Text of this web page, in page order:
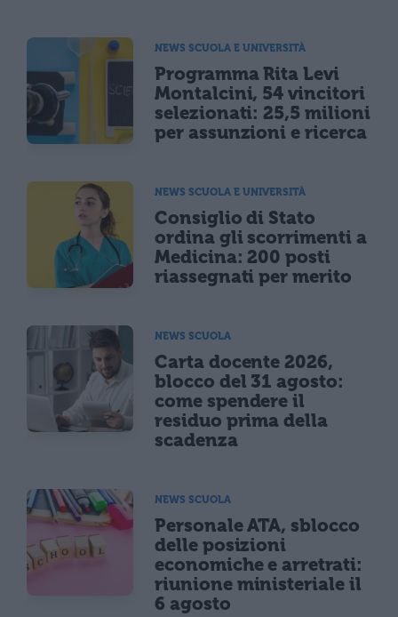
NEWS SCUOLA E UNIVERSITÀ
Programma Rita Levi
Montalcini, 54 vincitori
selezionati: 25,5 milioni
per assunzioni e ricerca
NEWS SCUOLA E UNIVERSITÀ
Consiglio di Stato
ordina gli scorrimenti a
Medicina: 200 posti
riassegnati per merito
NEWS SCUOLA
Carta docente 2026,
blocco del 31 agosto:
come spendere il
residuo prima della
scadenza
NEWS SCUOLA
Personale ATA, sblocco
delle posizioni
economiche e arretrati:
riunione ministeriale il
6 agosto